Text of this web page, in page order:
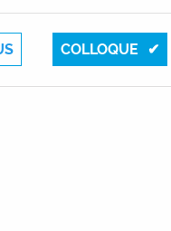
COLLOQUE